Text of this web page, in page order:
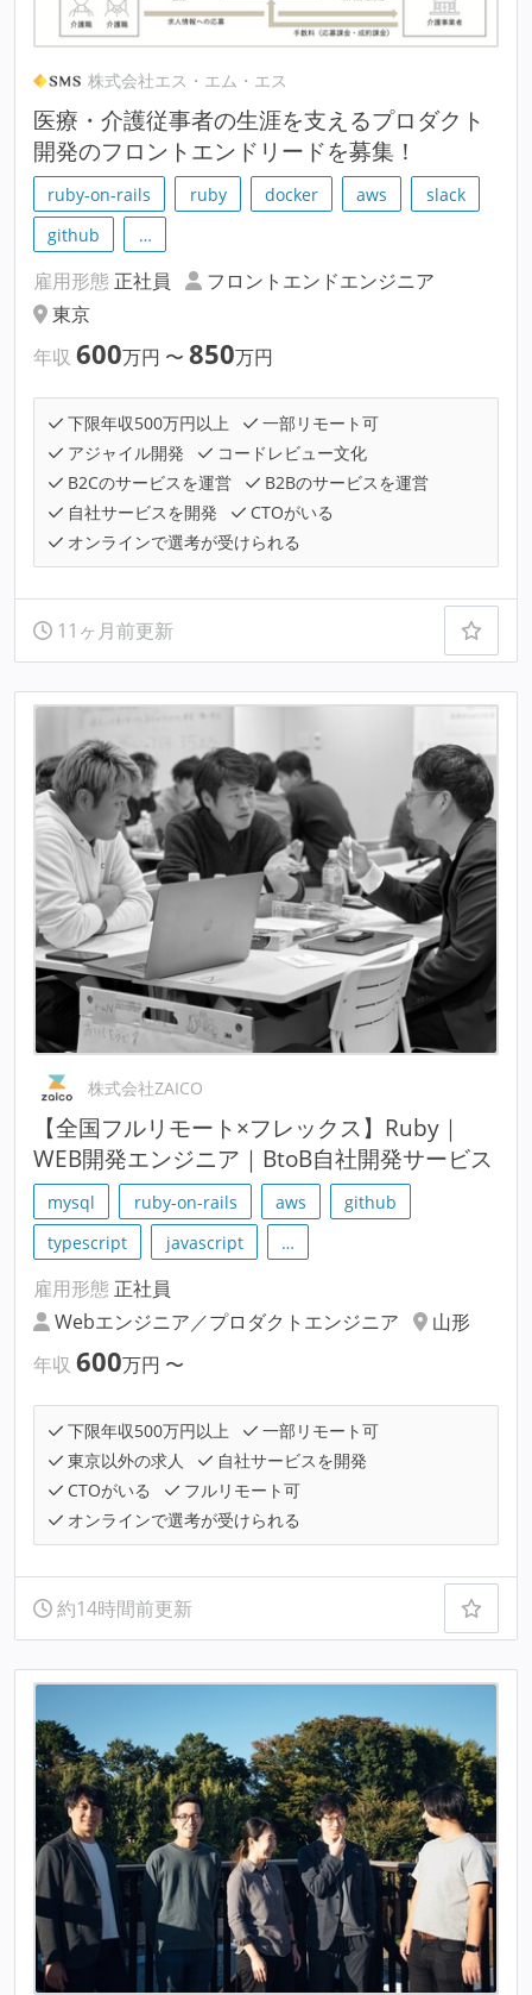
株式会社エス・エム・エス
医療・介護従事者の生涯を支えるプロダクト
開発のフロントエンドリードを募集！
ruby-on-rails ruby docker aws
slack
github
…
雇用形態 正社員
フロントエンドエンジニア
東京
年収 600万円 〜 850万円
下限年収500万円以上
一部リモート可
アジャイル開発
コードレビュー文化
B2Cのサービスを運営
B2Bのサービスを運営
自社サービスを開発
CTOがいる
オンラインで選考が受けられる
11ヶ月前更新
株式会社ZAICO
【全国フルリモート×フレックス】Ruby｜
WEB開発エンジニア｜BtoB自社開発サービス
mysql ruby-on-rails aws
github
typescript
javascript …
雇用形態 正社員
Webエンジニア／プロダクトエンジニア
山形
年収 600万円 〜
下限年収500万円以上
一部リモート可
東京以外の求人
自社サービスを開発
CTOがいる
フルリモート可
オンラインで選考が受けられる
約14時間前更新